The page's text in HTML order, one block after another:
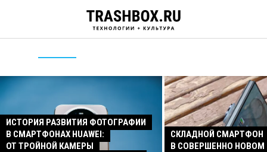
ИСТОРИЯ РАЗВИТИЯ ФОТОГРАФИИ
В СМАРТФОНАХ HUAWEI:
ОТ ТРОЙНОЙ КАМЕРЫ
СКЛАДНОЙ СМАРТФОН
В СОВЕРШЕННО